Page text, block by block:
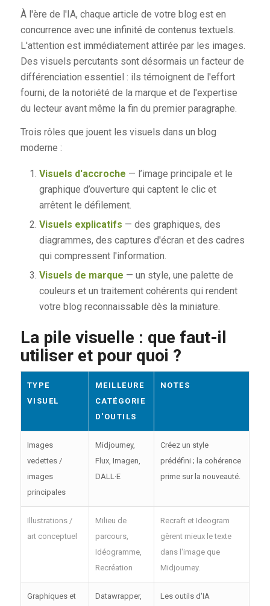
À l'ère de l'IA, chaque article de votre blog est en
concurrence avec une infinité de contenus textuels.
L'attention est immédiatement attirée par les images.
Des visuels percutants sont désormais un facteur de
différenciation essentiel : ils témoignent de l'effort
fourni, de la notoriété de la marque et de l'expertise
du lecteur avant même la fin du premier paragraphe.
Trois rôles que jouent les visuels dans un blog
moderne :
Visuels d'accroche — l’image principale et le
graphique d’ouverture qui captent le clic et
arrêtent le défilement.
Visuels explicatifs — des graphiques, des
diagrammes, des captures d'écran et des cadres
qui compressent l'information.
Visuels de marque — un style, une palette de
couleurs et un traitement cohérents qui rendent
votre blog reconnaissable dès la miniature.
La pile visuelle : que faut-il
utiliser et pour quoi ?
TYPE
VISUEL
MEILLEURE
CATÉGORIE
D'OUTILS
NOTES
Images
vedettes /
images
principales
Midjourney,
Flux, Imagen,
DALL·E
Créez un style
prédéfini ; la cohérence
prime sur la nouveauté.
Illustrations /
art conceptuel
Milieu de
parcours,
Idéogramme,
Recréation
Recraft et Ideogram
gèrent mieux le texte
dans l'image que
Midjourney.
Graphiques et
Datawrapper,
Les outils d'IA